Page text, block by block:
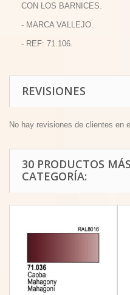
CON LOS BARNICES.
- MARCA VALLEJO.
- REF: 71.106.
REVISIONES
No hay revisiones de clientes en
30 PRODUCTOS
CATEGORÍA: